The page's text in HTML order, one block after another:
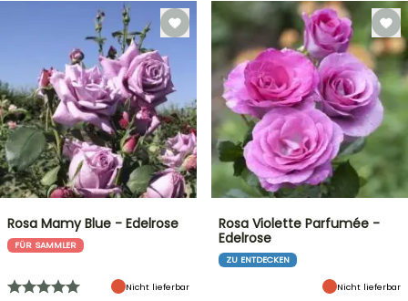
Rosa Mamy Blue - Edelrose
FÜR SAMMLER
Nicht lieferbar
Rosa Violette Parfumée -
Edelrose
ZU ENTDECKEN
Nicht lieferbar